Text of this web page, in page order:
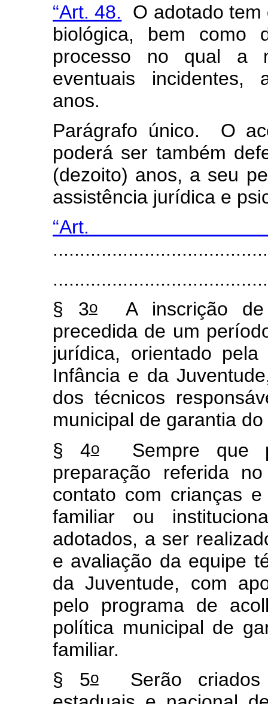
“Art. 48. O adotado
biológica, bem como
processo no qual a
eventuais incidentes,
anos.
Parágrafo único. O
poderá ser também
(dezoito) anos, a seu
assistência jurídica e
§ 3oA inscrição de
precedida de um
jurídica, orientado
Infância e da
dos técnicos
municipal de garantia
§ 4oSempre que
preparação referida
contato com crianças
familiar ou
adotados, a ser
e avaliação da equipe
da Juventude, com
pelo programa de
política municipal de
familiar.
§ 5oSerão criados